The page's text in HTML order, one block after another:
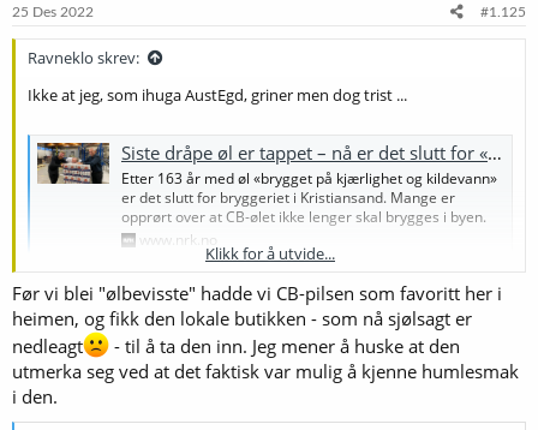
e
25 Des 2022 #1.125
Ravneklo skrev:
Ikke at jeg, som ihuga AustEgd, griner men dog trist ...
Siste dråpe øl er tappet – nå er det slutt for «CB-bryggeriet»
Etter 163 år med øl «brygget på kjærlighet og kildevann»
er det slutt for bryggeriet i Kristiansand. Mange er
opprørt over at CB-ølet ikke lenger skal brygges i byen.
www.nrk.no
Klikk for å utvide...
Før vi blei "ølbevisste" hadde vi CB-pilsen som favoritt her i
heimen, og fikk den lokale butikken - som nå sjølsagt er
nedleagt
- til å ta den inn. Jeg mener å huske at den
utmerka seg ved at det faktisk var mulig å kjenne humlesmak
i den.